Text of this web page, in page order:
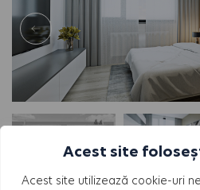
Acest site
Acest site utilizează cookie-uri